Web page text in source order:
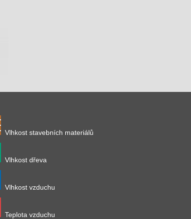
Vlhkost stavebních materiálů
Vlhkost dřeva
Vlhkost vzduchu
Teplota vzduchu